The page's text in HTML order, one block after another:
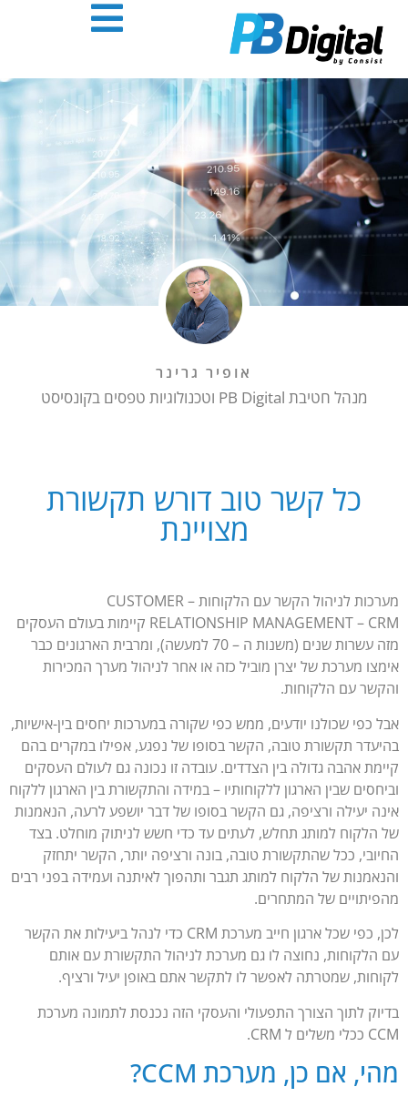
קשר
טוב
דורש
תקשורת
מצויינת
PB
Digital
חכמים
אופיר גרינר
מנהל חטיבת PB Digital וטכנולוגיות טפסים בקונסיסט
כל קשר טוב דורש תקשורת
מצויינת
מערכות לניהול הקשר עם הלקוחות – CUSTOMER
RELATIONSHIP MANAGEMENT – CRM קיימות בעולם העסקים
מזה עשרות שנים (משנות ה – 70 למעשה), ומרבית הארגונים כבר
אימצו מערכת של יצרן מוביל כזה או אחר לניהול מערך המכירות
והקשר עם הלקוחות.
אבל כפי שכולנו יודעים, ממש כפי שקורה במערכות יחסים בין-אישיות,
בהיעדר תקשורת טובה, הקשר בסופו של נפגע, אפילו במקרים בהם
קיימת אהבה גדולה בין הצדדים. עובדה זו נכונה גם לעולם העסקים
וביחסים שבין הארגון ללקוחותיו – במידה והתקשורת בין הארגון ללקוח
אינה יעילה ורציפה, גם הקשר בסופו של דבר יושפע לרעה, הנאמנות
של הלקוח למותג תחלש, לעתים עד כדי חשש לניתוק מוחלט. בצד
החיובי, ככל שהתקשורת טובה, בונה ורציפה יותר, הקשר יתחזק
והנאמנות של הלקוח למותג תגבר ותהפוך לאיתנה ועמידה בפני רבים
מהפיתויים של המתחרים.
לכן, כפי שכל ארגון חייב מערכת CRM כדי לנהל ביעילות את הקשר
עם הלקוחות, נחוצה לו גם מערכת לניהול התקשורת עם אותם
לקוחות, שמטרתה לאפשר לו לתקשר אתם באופן יעיל ורציף.
בדיוק לתוך הצורך התפעולי והעסקי הזה נכנסת לתמונה מערכת
CCM ככלי משלים ל CRM.
מהי, אם כן, מערכת CCM?